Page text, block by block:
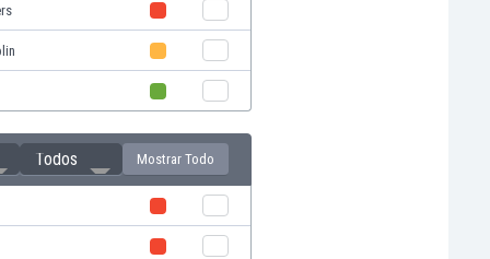
Todos Mostrar Todo